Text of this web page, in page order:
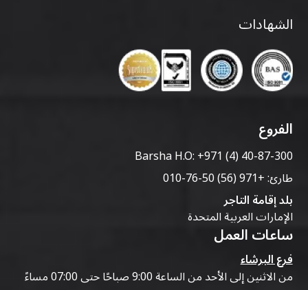
الشهادات
الفروع
Barsha H.O:+971 (4) 40-87-300
طارئ:+971 (56) 50-76-010
بلد إقامة التاجر
الإمارات العربية المتحدة
ساعات العمل
فرع البرشاء
من الاثنين إلى الأحد من الساعة 9:00 صباحًا حتى 07:00 مساءً